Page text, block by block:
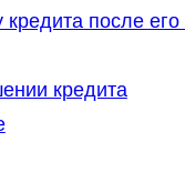
кредита после
кредита